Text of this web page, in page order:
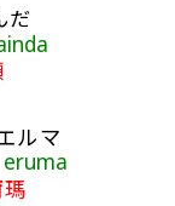
だ
ルマ